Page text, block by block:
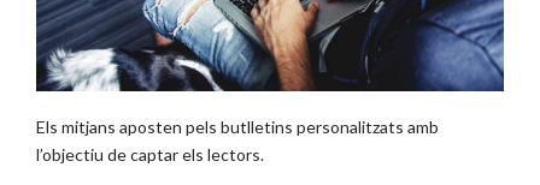
Els mitjans aposten pels butlletins personalitzats amb
l’objectiu de captar els lectors.